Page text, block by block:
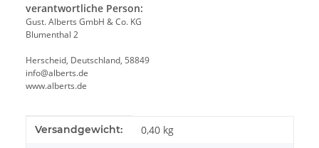
verantwortliche Person:
Gust. Alberts GmbH & Co. KG
Blumenthal 2
Herscheid, Deutschland, 58849
info@alberts.de
www.alberts.de
Produkteigenschaft
Wert
Versandgewicht: 0,40 kg